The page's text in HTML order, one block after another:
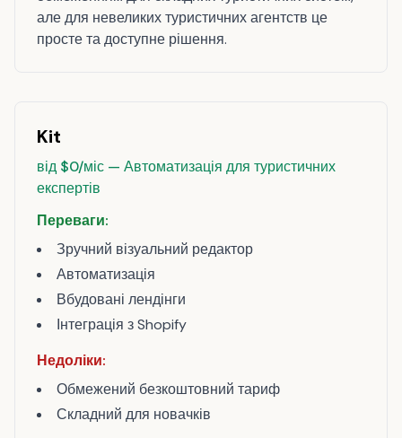
але для невеликих туристичних агентств це
просте та доступне рішення.
Kit
від $0/міс — Автоматизація для туристичних
експертів
Переваги:
Зручний візуальний редактор
Автоматизація
Вбудовані лендінги
Інтеграція з Shopify
Недоліки:
Обмежений безкоштовний тариф
Складний для новачків